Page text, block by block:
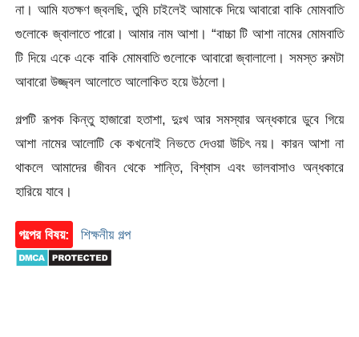
না। আমি যতক্ষণ জ্বলছি, তুমি চাইলেই আমাকে দিয়ে আবারো বাকি মোমবাতি
গুলোকে জ্বালাতে পারো। আমার নাম আশা। “বাচ্চা টি আশা নামের মোমবাতি
টি দিয়ে একে একে বাকি মোমবাতি গুলোকে আবারো জ্বালালো। সমস্ত রুমটা
আবারো উজ্জ্বল আলোতে আলোকিত হয়ে উঠলো।
গল্পটি রূপক কিন্তু হাজারো হতাশা, দুঃখ আর সমস্যার অন্ধকারে ডুবে গিয়ে
আশা নামের আলোটি কে কখনোই নিভতে দেওয়া উচিৎ নয়। কারন আশা না
থাকলে আমাদের জীবন থেকে শান্তি, বিশ্বাস এবং ভালবাসাও অন্ধকারে
হারিয়ে যাবে।
গল্পের বিষয়: শিক্ষনীয় গল্প